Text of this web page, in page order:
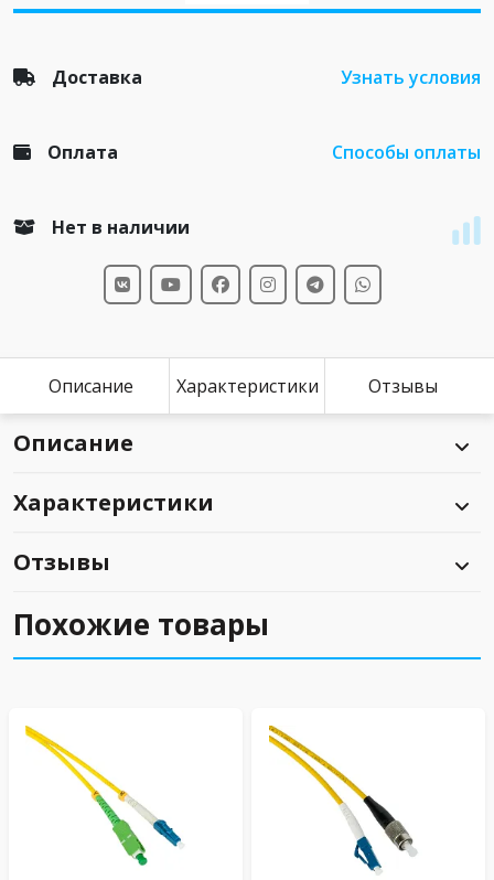
Доставка Узнать условия
Оплата Способы оплаты
Нет в наличии
Описание Характеристики Отзывы
Описание
Характеристики
Отзывы
Похожие товары